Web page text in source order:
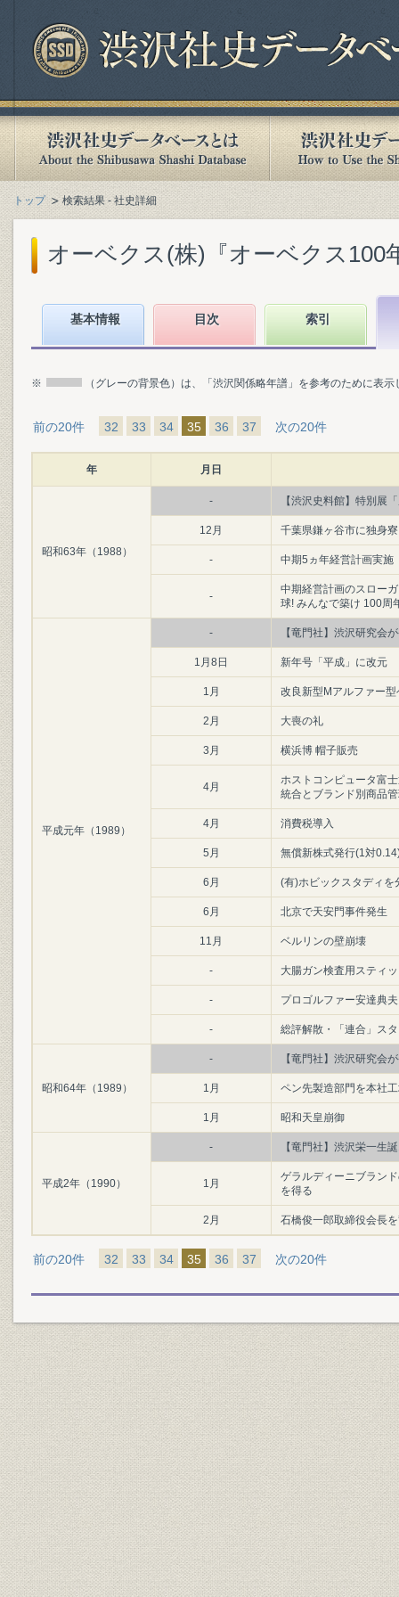
トップ 検索結果 - 社史詳細
オーベクス(株)『オーベクス100
基本情報 目次 索引
※ （グレーの背景色）は、「渋沢関係略年譜」を参考のために表
前の20件 32 33 34 35 36 37 次の20件
年 月日
昭和63年（1988）
- 【渋沢史料館】特別展
12月 千葉県鎌ヶ谷市に独身
- 中期5ヵ年経営計画実施
-
中期経営計画のスロー
球! みんなで築け 100周
平成元年（1989）
- 【竜門社】渋沢研究会
1月8日 新年号「平成」に改元
1月 改良新型Mアルファー
2月 大喪の礼
3月 横浜博 帽子販売
4月
ホストコンピュータ富
統合とブランド別商品
4月 消費税導入
5月 無償新株式発行(1対
6月 (有)ホビックスタディを
6月 北京で天安門事件発生
11月 ベルリンの壁崩壊
- 大腸ガン検査用スティ
- プロゴルファー安達典
- 総評解散・「連合」ス
昭和64年（1989）
- 【竜門社】渋沢研究会
1月 ペン先製造部門を本社
1月 昭和天皇崩御
平成2年（1990）
- 【竜門社】渋沢栄一生
1月
ゲラルディーニブラン
を得る
2月 石橋俊一郎取締役会長
前の20件 32 33 34 35 36 37 次の20件